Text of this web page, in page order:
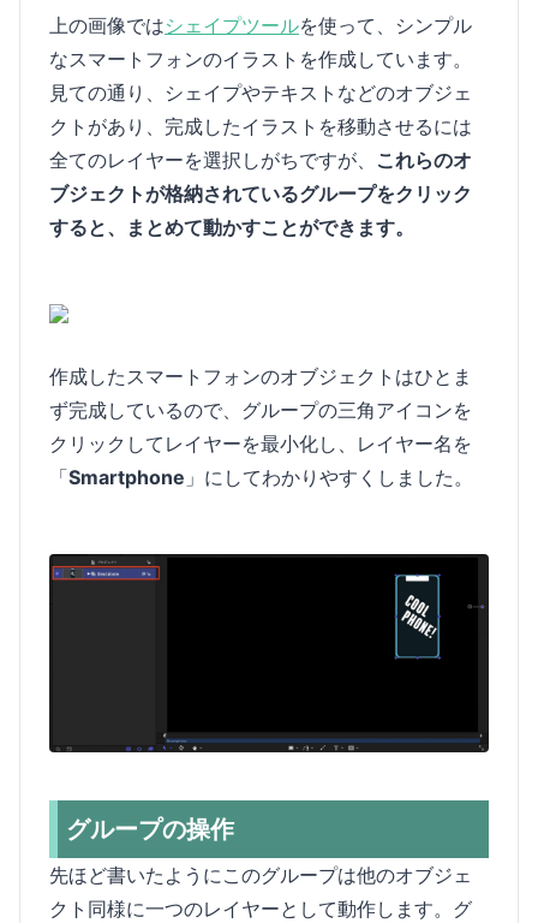
上の画像ではシェイプツールを使って、シンプル
なスマートフォンのイラストを作成しています。
見ての通り、シェイプやテキストなどのオブジェ
クトがあり、完成したイラストを移動させるには
全てのレイヤーを選択しがちですが、 これらのオ
ブジェクトが格納されているグループをクリック
すると、まとめて動かすことができます。
作成したスマートフォンのオブジェクトはひとま
ず完成しているので、グループの三角アイコンを
クリックしてレイヤーを最小化し、レイヤー名を
「Smartphone 」にしてわかりやすくしました。
グループの操作
先ほど書いたようにこのグループは他のオブジェ
クト同様に一つのレイヤーとして動作します。グ